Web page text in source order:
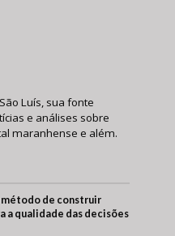
Luís, sua fonte
e análises sobre
maranhense e além.
método de construir
a qualidade das decisões